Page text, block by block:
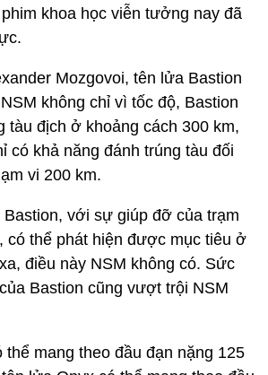
khoa học viễn tưởng nay đã
Mozgovoi, tên lửa Bastion
không chỉ vì tốc độ, Bastion
tàu ​​địch ở khoảng cách 300 km,
có khả năng đánh trúng tàu đối
vi 200 km.
với sự giúp đỡ của trạm
có thể phát hiện được mục tiêu ở
điều này NSM không có. Sức
Bastion cũng vượt trội NSM
thể mang theo đầu đạn nặng 125